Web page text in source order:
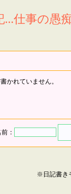
仕事の愚
かれていません。
：
※日記書き